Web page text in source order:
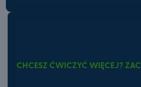
CHCESZ ĆWICZYĆ WIĘCEJ?